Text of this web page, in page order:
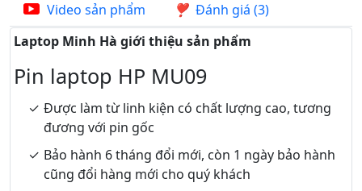
Video sản phẩm
Đánh giá (3)
Laptop Minh Hà giới thiệu sản phẩm
Pin laptop HP MU09
Được làm từ linh kiện có chất lượng cao, tương
đương với pin gốc
Bảo hành 6 tháng đổi mới, còn 1 ngày bảo hành
cũng đổi hàng mới cho quý khách